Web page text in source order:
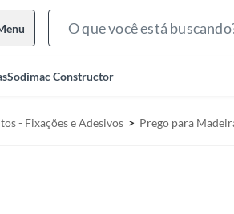
Sodimac Constructor
- Fixações e Adesivos Prego para